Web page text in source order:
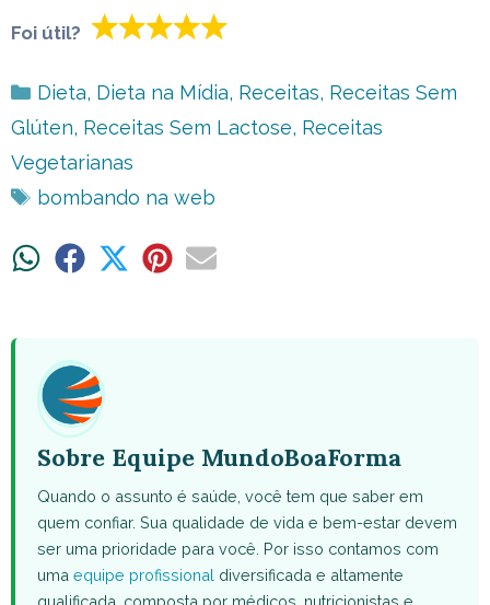
Foi útil?
Categorias
Dieta, Dieta na Mídia, Receitas, Receitas Sem
Glúten, Receitas Sem Lactose, Receitas
Vegetarianas
Tags
bombando na web
ShareShare ShareShareShare
Sobre Equipe MundoBoaForma
Quando o assunto é saúde, você tem que saber em
quem confiar. Sua qualidade de vida e bem-estar devem
ser uma prioridade para você. Por isso contamos com
uma equipe profissional diversificada e altamente